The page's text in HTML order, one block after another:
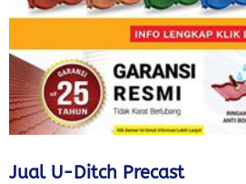
Jual U-Ditch Precast